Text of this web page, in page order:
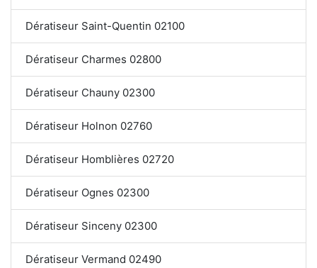
Dératiseur Saint-Quentin 02100
Dératiseur Charmes 02800
Dératiseur Chauny 02300
Dératiseur Holnon 02760
Dératiseur Homblières 02720
Dératiseur Ognes 02300
Dératiseur Sinceny 02300
Dératiseur Vermand 02490